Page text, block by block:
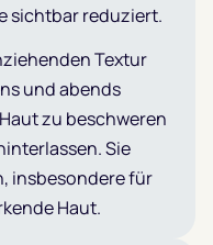
sichtbar reduziert.
Textur
und abends
zu beschweren
Sie
insbesondere für
Haut.